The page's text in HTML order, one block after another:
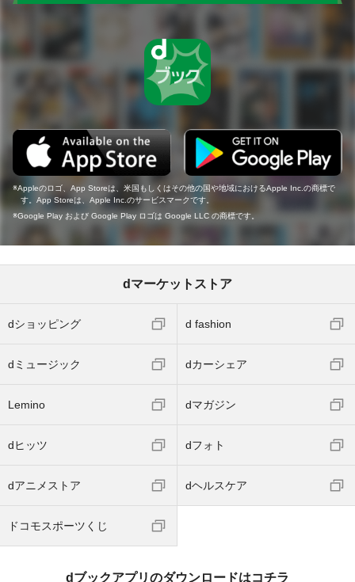
Appleのロゴ、App Storeは、米国もしくはその他の国や地域におけるApple Inc.の商標で
す。App Storeは、Apple Inc.のサービスマークです。
Google Play および Google Play ロゴは Google LLC の商標です。
dマーケットストア
dショッピング d fashion
dミュージック dカーシェア
Lemino dマガジン
dヒッツ dフォト
dアニメストア dヘルスケア
ドコモスポーツくじ
dブックアプリのダウンロードはコチラ